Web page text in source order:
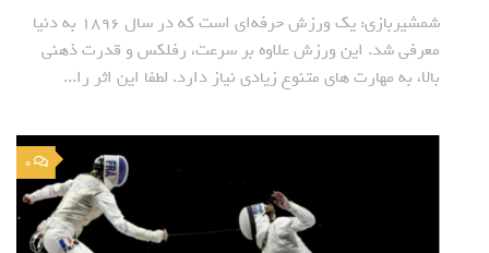
شمشیربازی: یک ورزش حرفه‌ای است که در سال ۱۸۹۶ به دنیا
معرفی شد. این ورزش علاوه بر سرعت، رفلکس و قدرت ذهنی
بالا، به مهارت های متنوع زیادی نیاز دارد. لطفا این اثر را...
0